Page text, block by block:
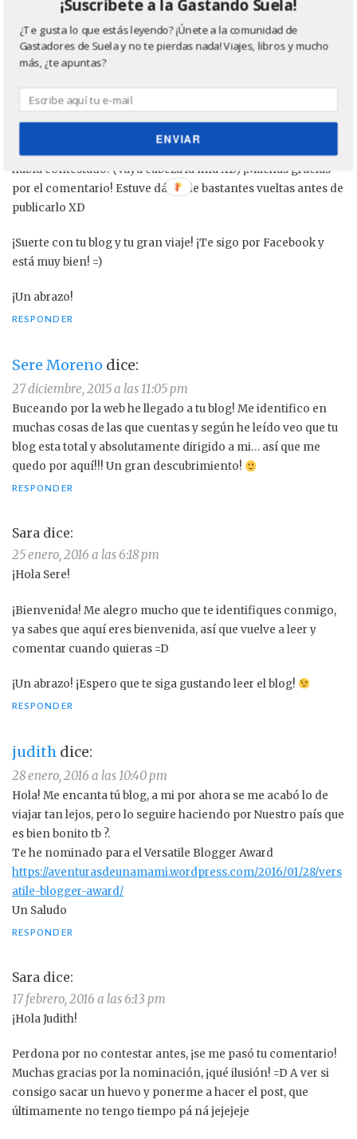
queda un año para hacerlo!!) y de intentar ser una nómada
digital para no depender del trabajo de 8 horas diarias.
Ánimo que con esfuerzo todo se consigue. Un abrazo viajero.
RESPONDER
Sara dice:
había contestado! (Vaya cabeza la mía XD) ¡Muchas gracias
por el comentario! Estuve dándole bastantes vueltas antes de
publicarlo XD
¡Suerte con tu blog y tu gran viaje! ¡Te sigo por Facebook y
está muy bien! =)
¡Un abrazo!
RESPONDER
Sere Moreno dice:
27 diciembre, 2015 a las 11:05 pm
Buceando por la web he llegado a tu blog! Me identifico en
muchas cosas de las que cuentas y según he leído veo que tu
blog esta total y absolutamente dirigido a mi… así que me
quedo por aquí!!! Un gran descubrimiento!
RESPONDER
Sara dice:
25 enero, 2016 a las 6:18 pm
¡Hola Sere!
¡Bienvenida! Me alegro mucho que te identifiques conmigo,
ya sabes que aquí eres bienvenida, así que vuelve a leer y
comentar cuando quieras =D
¡Un abrazo! ¡Espero que te siga gustando leer el blog!
RESPONDER
judith dice:
28 enero, 2016 a las 10:40 pm
Hola! Me encanta tú blog, a mi por ahora se me acabó lo de
viajar tan lejos, pero lo seguire haciendo por Nuestro país que
es bien bonito tb ?.
Te he nominado para el Versatile Blogger Award
https://aventurasdeunamami.wordpress.com/2016/01/28/vers
atile-blogger-award/
Un Saludo
RESPONDER
Sara dice:
17 febrero, 2016 a las 6:13 pm
¡Hola Judith!
Perdona por no contestar antes, ¡se me pasó tu comentario!
Muchas gracias por la nominación, ¡qué ilusión! =D A ver si
consigo sacar un huevo y ponerme a hacer el post, que
últimamente no tengo tiempo pá ná jejejeje
¡Suscríbete a la Gastando Suela!
¿Te gusta lo que estás leyendo? ¡Únete a la comunidad de
Gastadores de Suela y no te pierdas nada! Viajes, libros y mucho
más, ¿te apuntas?
ENVIAR